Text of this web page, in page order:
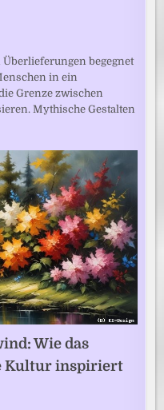
begegnet
in ein
Grenze zwischen
Mythische Gestalten
Wie das
Kultur inspiriert